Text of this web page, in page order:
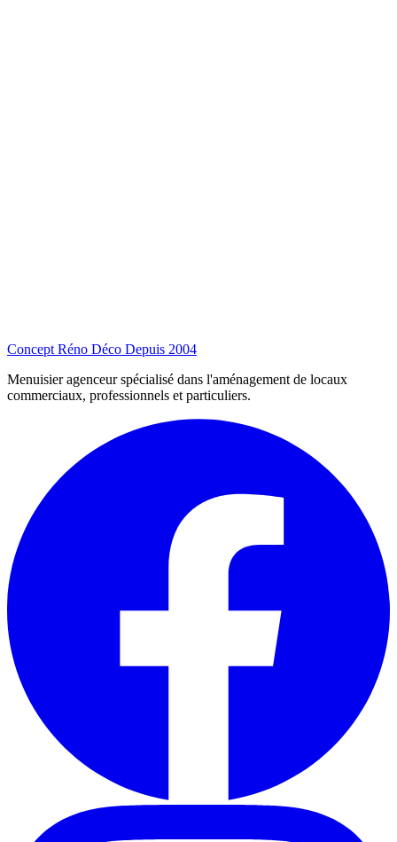
Concept Réno Déco Depuis 2004
Menuisier agenceur spécialisé dans l'aménagement de locaux
commerciaux, professionnels et particuliers.